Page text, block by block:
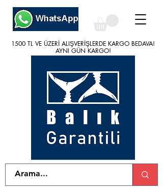
1500 TL VE ÜZERİ ALIŞVERİŞLERDE KARGO BEDAVA!
AYNI GÜN KARGO!
1500 TL VE ÜZERİ ALIŞVERİŞLERDE KARGO BEDAVA!
AYNI GÜN KARGO!